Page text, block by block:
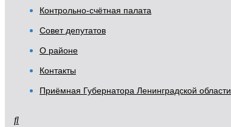
Контрольно-счётная палата
Совет депутатов
О районе
Контакты
Приёмная Губернатора Ленинградской области